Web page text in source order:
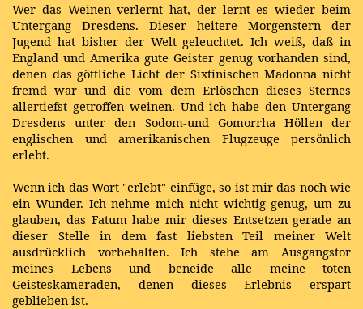
Wer das Weinen verlernt hat, der lernt es wieder beim
Untergang Dresdens. Dieser heitere Morgenstern der
Jugend hat bisher der Welt geleuchtet. Ich weiß, daß in
England und Amerika gute Geister genug vorhanden sind,
denen das göttliche Licht der Sixtinischen Madonna nicht
fremd war und die vom dem Erlöschen dieses Sternes
allertiefst getroffen weinen. Und ich habe den Untergang
Dresdens unter den Sodom-und Gomorrha Höllen der
englischen und amerikanischen Flugzeuge persönlich
erlebt.
Wenn ich das Wort "erlebt" einfüge, so ist mir das noch wie
ein Wunder. Ich nehme mich nicht wichtig genug, um zu
glauben, das Fatum habe mir dieses Entsetzen gerade an
dieser Stelle in dem fast liebsten Teil meiner Welt
ausdrücklich vorbehalten. Ich stehe am Ausgangstor
meines Lebens und beneide alle meine toten
Geisteskameraden, denen dieses Erlebnis erspart
geblieben ist.